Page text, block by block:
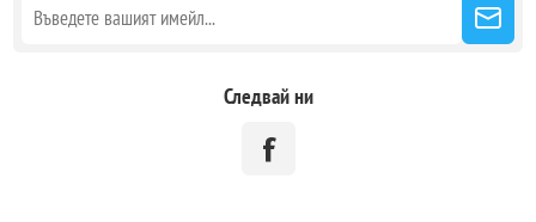
Следвай ни